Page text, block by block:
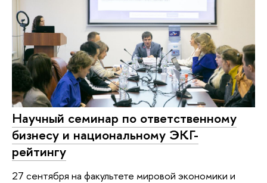
Научный семинар по ответственному
бизнесу и национальному ЭКГ-
рейтингу
27 сентября на факультете мировой экономики и